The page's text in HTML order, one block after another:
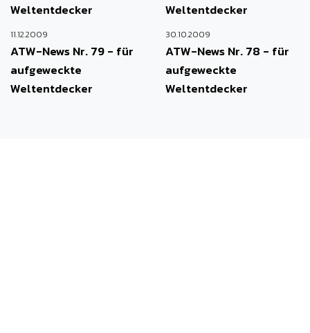
Weltentdecker
Weltentdecker
11.12.2009
ATW-News Nr. 79 - für
aufgeweckte
Weltentdecker
30.10.2009
ATW-News Nr. 78 - für
aufgeweckte
Weltentdecker